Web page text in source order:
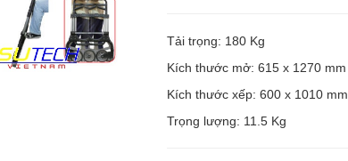
Tải trọng: 180 Kg
Kích thước mở: 615 x 1270 mm
Kích thước xếp: 600 x 1010 mm
Trọng lượng: 11.5 Kg